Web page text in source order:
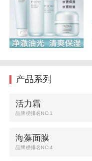
产品系列
活力霜
品牌榜排名NO.1
海藻面膜
品牌榜排名NO.4